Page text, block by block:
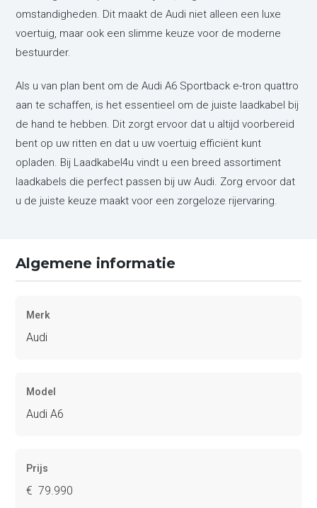
omstandigheden. Dit maakt de Audi niet alleen een luxe
voertuig, maar ook een slimme keuze voor de moderne
bestuurder.
Als u van plan bent om de Audi A6 Sportback e-tron quattro
aan te schaffen, is het essentieel om de juiste laadkabel bij
de hand te hebben. Dit zorgt ervoor dat u altijd voorbereid
bent op uw ritten en dat u uw voertuig efficiënt kunt
opladen. Bij Laadkabel4u vindt u een breed assortiment
laadkabels die perfect passen bij uw Audi. Zorg ervoor dat
u de juiste keuze maakt voor een zorgeloze rijervaring.
Algemene informatie
Merk
Audi
Model
Audi A6
Prijs
€ 79.990